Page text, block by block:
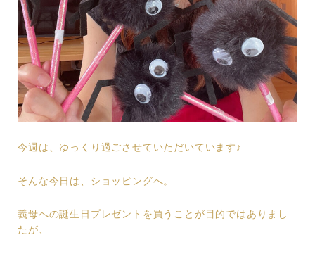
今週は、ゆっくり過ごさせていただいています♪
そんな今日は、ショッピングへ。
義母への誕生日プレゼントを買うことが目的ではありまし
たが、